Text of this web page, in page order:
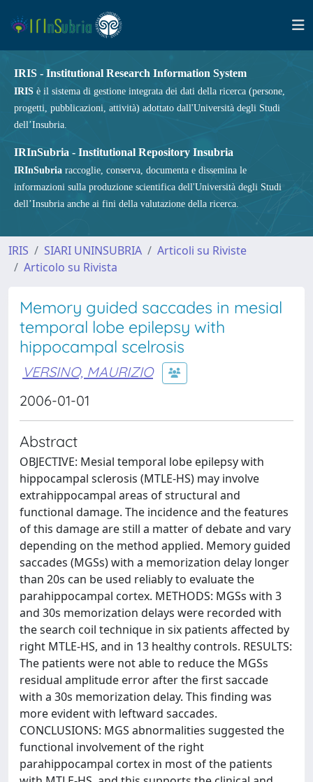
IRIS - Institutional Research Information System
IRIS è il sistema di gestione integrata dei dati della ricerca (persone,
progetti, pubblicazioni, attività) adottato dall'Università degli Studi
dell’Insubria.
IRInSubria - Institutional Repository Insubria
IRInSubria raccoglie, conserva, documenta e dissemina le
informazioni sulla produzione scientifica dell'Università degli Studi
dell’Insubria anche ai fini della valutazione della ricerca.
IRIS SIARI UNINSUBRIA
Articoli su Riviste
Articolo su Rivista
Memory guided saccades in mesial
temporal lobe epilepsy with
hippocampal scelrosis
VERSINO, MAURIZIO
2006-01-01
Abstract
OBJECTIVE: Mesial temporal lobe epilepsy with
hippocampal sclerosis (MTLE-HS) may involve
extrahippocampal areas of structural and
functional damage. The incidence and the features
of this damage are still a matter of debate and vary
depending on the method applied. Memory guided
saccades (MGSs) with a memorization delay longer
than 20s can be used reliably to evaluate the
parahippocampal cortex. METHODS: MGSs with 3
and 30s memorization delays were recorded with
the search coil technique in six patients affected by
right MTLE-HS, and in 13 healthy controls. RESULTS:
The patients were not able to reduce the MGSs
residual amplitude error after the first saccade
with a 30s memorization delay. This finding was
more evident with leftward saccades.
CONCLUSIONS: MGS abnormalities suggested the
functional involvement of the right
parahippocampal cortex in most of the patients